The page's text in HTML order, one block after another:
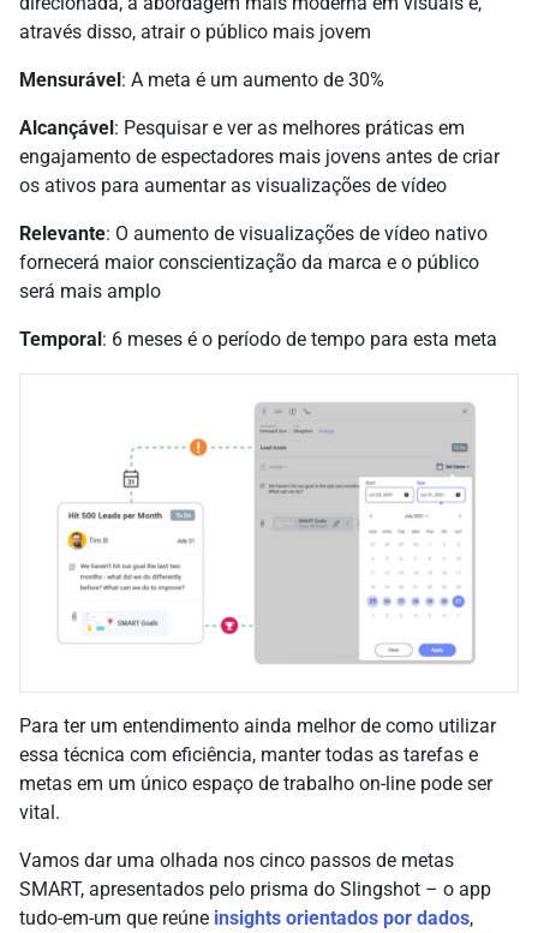
através disso, atrair o público mais jovem
Mensurável: A meta é um aumento de 30%
Alcançável: Pesquisar e ver as melhores práticas em
engajamento de espectadores mais jovens antes de criar
os ativos para aumentar as visualizações de vídeo
Relevante: O aumento de visualizações de vídeo nativo
fornecerá maior conscientização da marca e o público
será mais amplo
Temporal: 6 meses é o período de tempo para esta meta
Para ter um entendimento ainda melhor de como utilizar
essa técnica com eficiência, manter todas as tarefas e
metas em um único espaço de trabalho on-line pode ser
vital.
Vamos dar uma olhada nos cinco passos de metas
SMART, apresentados pelo prisma do Slingshot – o app
tudo-em-um que reúne insights orientados por dados,